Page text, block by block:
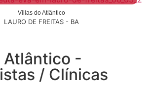
Villas do Atlântico
LAURO DE FREITAS - BA
Atlântico -
/ Clínicas